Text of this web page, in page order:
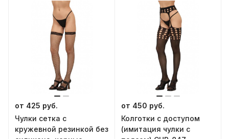
от 425 руб.
Чулки сетка с
кружевной резинкой без
от 450 руб.
Колготки с доступом
(имитация чулки с